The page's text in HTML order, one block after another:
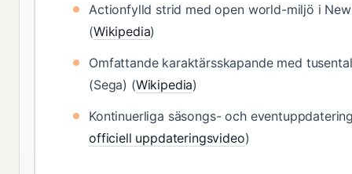
Actionfylld strid med open world-miljö i New
(Wikipedia)
Omfattande karaktärsskapande med
(Sega) (Wikipedia)
Kontinuerliga säsongs- och
officiell uppdateringsvideo)